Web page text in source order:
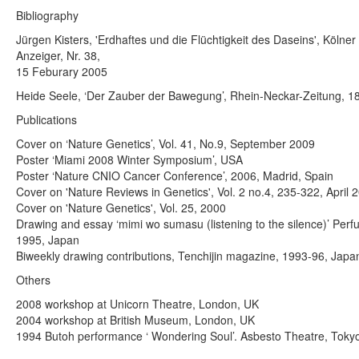
Bibliography
Jürgen Kisters, 'Erdhaftes und die Flüchtigkeit des Daseins', Kölner
Anzeiger, Nr. 38,
15 Feburary 2005
Heide Seele, ‘Der Zauber der Bawegung’, Rhein-Neckar-Zeitung,
Publications
Cover on ‘Nature Genetics’, Vol. 41, No.9, September 2009
Poster ‘Miami 2008 Winter Symposium’, USA
Poster ‘Nature CNIO Cancer Conference’, 2006, Madrid, Spain
Cover on 'Nature Reviews in Genetics', Vol. 2 no.4, 235-322, April
Cover on 'Nature Genetics', Vol. 25, 2000
Drawing and essay ‘mimi wo sumasu (listening to the silence)’
1995, Japan
Biweekly drawing contributions, Tenchijin magazine, 1993-96,
Others
2008 workshop at Unicorn Theatre, London, UK
2004 workshop at British Museum, London, UK
1994 Butoh performance ‘ Wondering Soul’. Asbesto Theatre,